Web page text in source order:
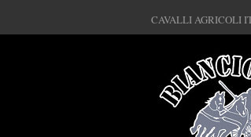
CAVALLI AGRICOLI